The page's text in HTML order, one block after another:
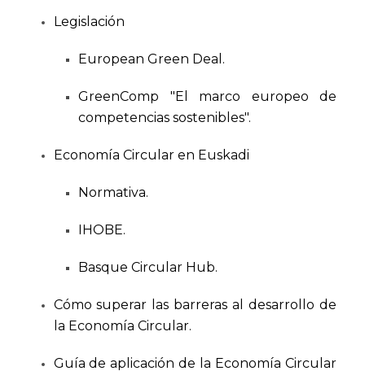
Legislación
European Green Deal.
GreenComp "El marco europeo de
competencias sostenibles".
Economía Circular en Euskadi
Normativa.
IHOBE.
Basque Circular Hub.
Cómo superar las barreras al desarrollo de
la Economía Circular.
Guía de aplicación de la Economía Circular